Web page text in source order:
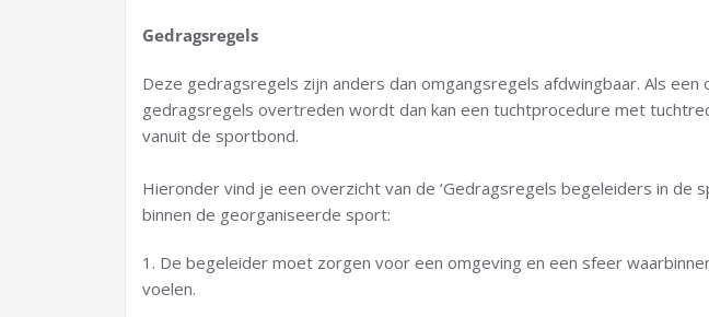
Gedragsregels
Deze gedragsregels zijn anders dan omgangsregels afdwingbaar. Als een
gedragsregels overtreden wordt dan kan een tuchtprocedure met
vanuit de sportbond.
Hieronder vind je een overzicht van de ‘Gedragsregels begeleiders in de
binnen de georganiseerde sport:
1. De begeleider moet zorgen voor een omgeving en een sfeer
voelen.